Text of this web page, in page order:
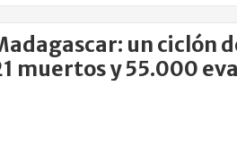
un ciclón
muertos y 55.000